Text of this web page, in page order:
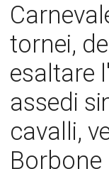
tornei,
esaltare
assedi
cavalli,
Borbone